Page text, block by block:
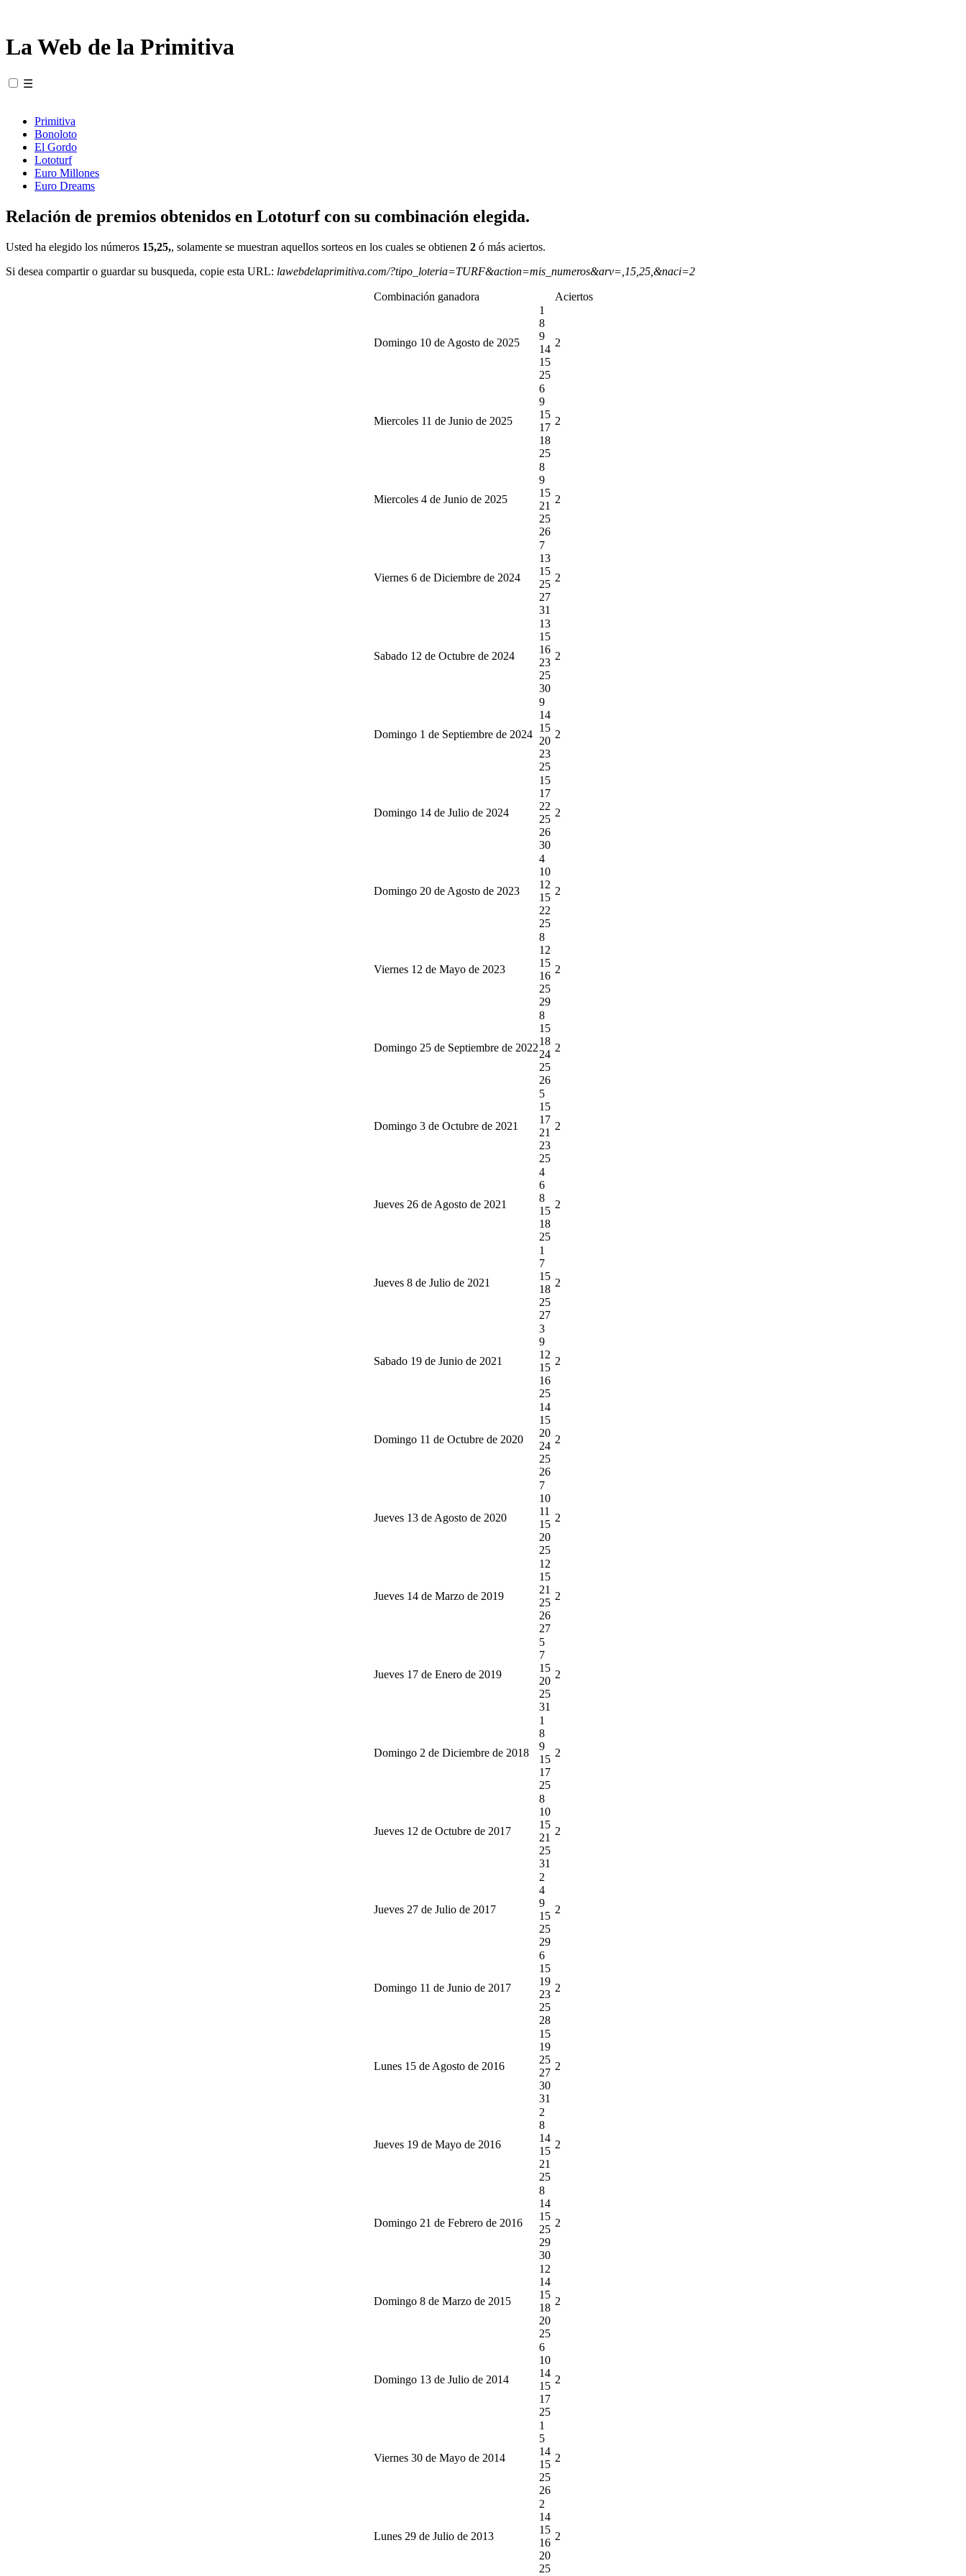
La Web de la Primitiva
☰
Primitiva
Bonoloto
El Gordo
Lototurf
Euro Millones
Euro Dreams
Relación de premios obtenidos en Lototurf con su combinación elegida.
Usted ha elegido los números 15,25,, solamente se muestran aquellos sorteos en los cuales se obtienen 2 ó más aciertos.
Si desea compartir o guardar su busqueda, copie esta URL: lawebdelaprimitiva.com/?tipo_loteria=TURF&action=mis_numeros&arv=,15,25,&naci=2
Combinación ganadora Aciertos
Domingo 10 de Agosto de 2025
1
8
9
14
15
25
2
Miercoles 11 de Junio de 2025
6
9
15
17
18
25
2
Miercoles 4 de Junio de 2025
8
9
15
21
25
26
2
Viernes 6 de Diciembre de 2024
7
13
15
25
27
31
2
Sabado 12 de Octubre de 2024
13
15
16
23
25
30
2
Domingo 1 de Septiembre de 2024
9
14
15
20
23
25
2
Domingo 14 de Julio de 2024
15
17
22
25
26
30
2
Domingo 20 de Agosto de 2023
4
10
12
15
22
25
2
Viernes 12 de Mayo de 2023
8
12
15
16
25
29
2
Domingo 25 de Septiembre de 2022
8
15
18
24
25
26
2
Domingo 3 de Octubre de 2021
5
15
17
21
23
25
2
Jueves 26 de Agosto de 2021
4
6
8
15
18
25
2
Jueves 8 de Julio de 2021
1
7
15
18
25
27
2
Sabado 19 de Junio de 2021
3
9
12
15
16
25
2
Domingo 11 de Octubre de 2020
14
15
20
24
25
26
2
Jueves 13 de Agosto de 2020
7
10
11
15
20
25
2
Jueves 14 de Marzo de 2019
12
15
21
25
26
27
2
Jueves 17 de Enero de 2019
5
7
15
20
25
31
2
Domingo 2 de Diciembre de 2018
1
8
9
15
17
25
2
Jueves 12 de Octubre de 2017
8
10
15
21
25
31
2
Jueves 27 de Julio de 2017
2
4
9
15
25
29
2
Domingo 11 de Junio de 2017
6
15
19
23
25
28
2
Lunes 15 de Agosto de 2016
15
19
25
27
30
31
2
Jueves 19 de Mayo de 2016
2
8
14
15
21
25
2
Domingo 21 de Febrero de 2016
8
14
15
25
29
30
2
Domingo 8 de Marzo de 2015
12
14
15
18
20
25
2
Domingo 13 de Julio de 2014
6
10
14
15
17
25
2
Viernes 30 de Mayo de 2014
1
5
14
15
25
26
2
Lunes 29 de Julio de 2013
2
14
15
16
20
25
2